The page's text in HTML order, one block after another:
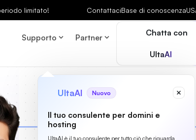
limitato! ContattaciBase di conoscenza
Supporto Partner Chatta con
UltaAI
UltaAI Nuovo
Il tuo consulente per domini e
hosting
UltaAI è il tuo consulente per tutto ciò che riguarda